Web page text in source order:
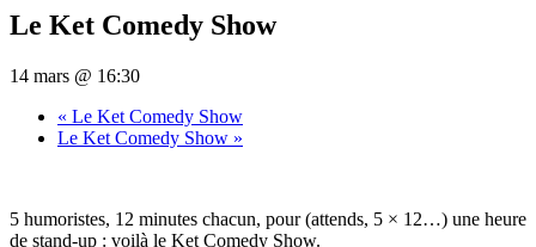
Le Ket Comedy Show
14 mars @ 16:30
« Le Ket Comedy Show
Le Ket Comedy Show »
5 humoristes, 12 minutes chacun, pour (attends, 5 × 12…) une heure
de stand-up : voilà le Ket Comedy Show.